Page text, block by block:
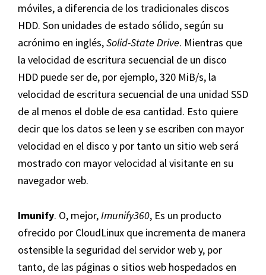
móviles, a diferencia de los tradicionales discos
HDD. Son unidades de estado sólido, según su
acrónimo en inglés,Solid-State Drive. Mientras que
la velocidad de escritura secuencial de un disco
HDD puede ser de, por ejemplo, 320 MiB/s, la
velocidad de escritura secuencial de una unidad SSD
de al menos el doble de esa cantidad. Esto quiere
decir que los datos se leen y se escriben con mayor
velocidad en el disco y por tanto un sitio web será
mostrado con mayor velocidad al visitante en su
navegador web.
Imunify. O, mejor,Imunify360, Es un producto
ofrecido por CloudLinux que incrementa de manera
ostensible la seguridad del servidor web y, por
tanto, de las páginas o sitios web hospedados en